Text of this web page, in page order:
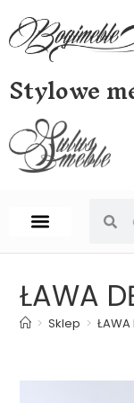
Stylowe
ŁAWA
> Sklep > ŁAWA